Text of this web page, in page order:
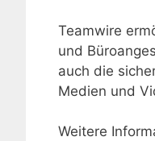
Teamwire
und
auch die
Medien und
Weitere